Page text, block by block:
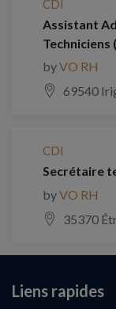
CDI
Assistant
Techniciens
byVO RH
69540
CDI
Secrétaire
byVO RH
35370
Liens rapides